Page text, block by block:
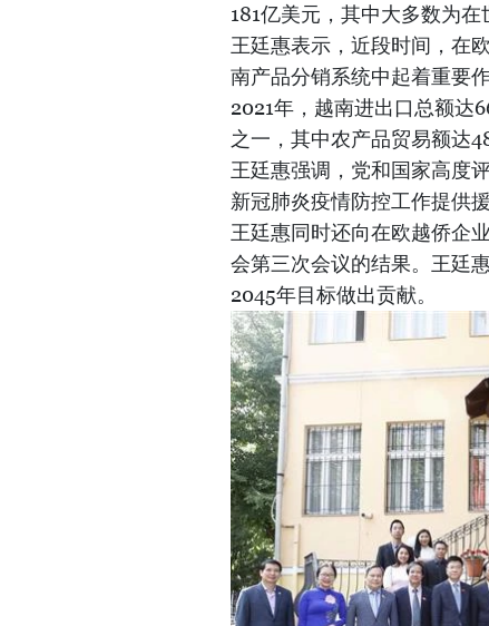
181亿美元，其中大多数为在
王廷惠表示，近段时间，在
南产品分销系统中起着重要作
2021年，越南进出口总额达
之一，其中农产品贸易额达
王廷惠强调，党和国家高度
新冠肺炎疫情防控工作提供
王廷惠同时还向在欧越侨企
会第三次会议的结果。王廷
2045年目标做出贡献。